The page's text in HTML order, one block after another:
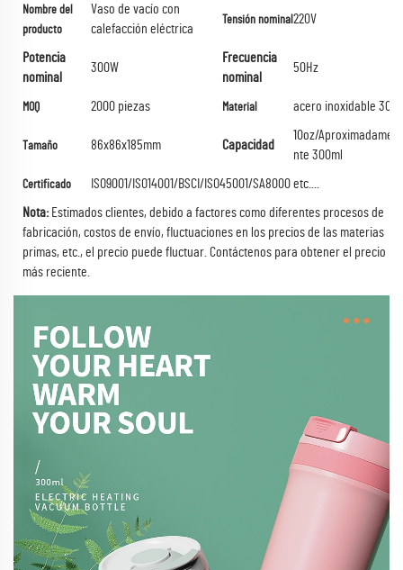
Nombre del
producto
Vaso de vacío con
calefacción eléctrica
Tensión nominal 220V
Potencia
nominal
300W
Frecuencia
nominal
50Hz
MOQ 2000 piezas Material acero inoxidable 304
Tamaño 86x86x185mm Capacidad
10oz/Aproximadame
nte 300ml
Certificado
ISO9001/ISO14001/BSCI/ISO45001/SA8000 etc....
Nota: Estimados clientes, debido a factores como diferentes procesos de
fabricación, costos de envío, fluctuaciones en los precios de las materias
primas, etc., el precio puede fluctuar. Contáctenos para obtener el precio
más reciente.